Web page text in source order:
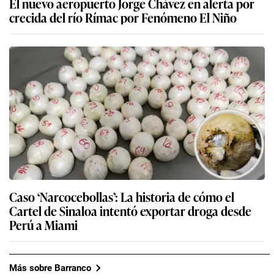
crecida del río Rímac por Fenómeno El Niño
Caso ‘Narcocebollas’: La historia de cómo el
Cartel de Sinaloa intentó exportar droga desde
Perú a Miami
Más sobre Barranco